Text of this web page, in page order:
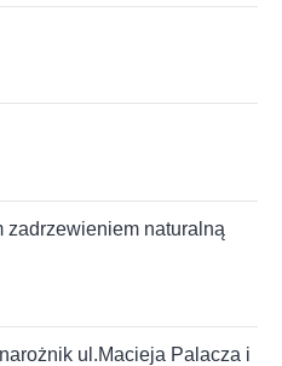
zadrzewieniem naturalną
ul.Macieja Palacza i